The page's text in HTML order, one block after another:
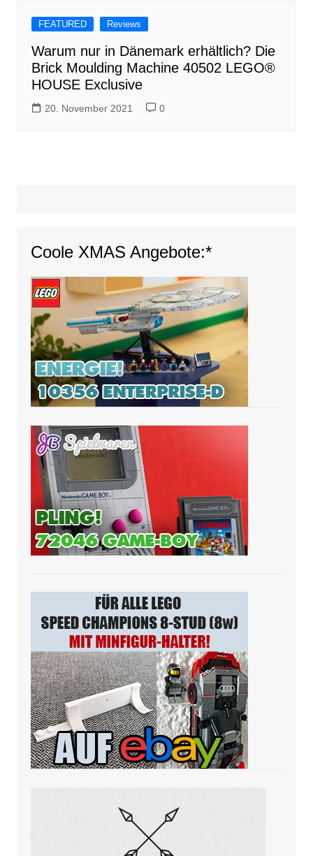
FEATURED Reviews
Warum nur in Dänemark erhältlich? Die
Brick Moulding Machine 40502 LEGO®
HOUSE Exclusive
20. November 2021 0
Coole XMAS Angebote:*